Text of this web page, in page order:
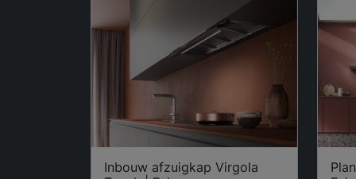
Inbouw afzuigkap Virgola